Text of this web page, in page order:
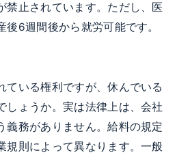
禁止されています。ただし、医
後6週間後から就労可能です。
ている権利ですが、休んでいる
しょうか。実は法律上は、会社
義務がありません。給料の規定
規則によって異なります。一般